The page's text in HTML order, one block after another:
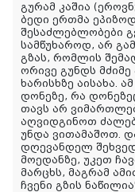
გურამ კაშია
ბედი ერთმა
შესაძლებლობები
სამწუხაროდ, არ
გზას, რომლის
ორივე გუნდს მძიმე
ხარისხზე აისახა.
დონეზე, რა
თავს არ
აღვიდგინოთ
უნდა ვითამაშოთ.
დღევანდელ
მოედანზე, უკეთ
მარცხს, მაგრამ
ჩვენი გზის